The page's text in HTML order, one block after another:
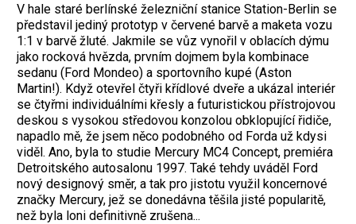
V hale staré berlínské železniční stanice Station-Berlin se
představil jediný prototyp v červené barvě a maketa vozu
1:1 v barvě žluté. Jakmile se vůz vynořil v oblacích dýmu
jako rocková hvězda, prvním dojmem byla kombinace
sedanu (Ford Mondeo) a sportovního kupé (Aston
Martin!). Když otevřel čtyři křídlové dveře a ukázal interiér
se čtyřmi individuálními křesly a futuristickou přístrojovou
deskou s vysokou středovou konzolou obklopující řidiče,
napadlo mě, že jsem něco podobného od Forda už kdysi
viděl. Ano, byla to studie Mercury MC4 Concept, premiéra
Detroitského autosalonu 1997. Také tehdy uváděl Ford
nový designový směr, a tak pro jistotu využil koncernové
značky Mercury, jež se donedávna těšila jisté popularitě,
než byla loni definitivně zrušena...